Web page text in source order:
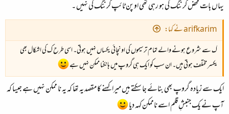
یہاں بات محض کرننگ کی ہو رہی تھی اوپن ٹائپ کرننگ کی نہیں ۔
arifkarim نے کہا:
ک سے شروع ہونے والے تمام ترسیموں کی اونچائی یکساں نہیں ہوتی۔ اسی طرح ک کی اشکال بھی
یکسر مختلف ہوتی ہیں۔ ان سب کو ایک ہی گروپ میں ہانکنا ممکن نہیں ہے
ایک سے زیادہ گروپ بھی بنائے جا سکتے ہیں میرا کہنے کا مقصد یہ تھا کہ یہ نا ممکن نہیں ہے جیسا کہ
آپ نے یک جنبشِ قلم اسے ناممکن کہہ دیا